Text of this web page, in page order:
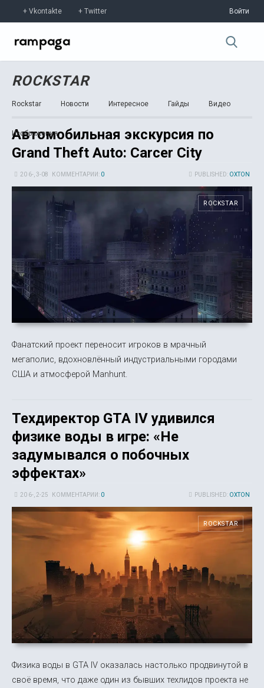
Vkontakte Twitter Войти
ROCKSTAR
Rockstar Новости Интересное Гайды Видео
Изображения
Автомобильная экскурсия по
Grand Theft Auto: Carcer City
PUBLISHED: OXTON
20 6-, 3-08 КОММЕНТАРИИ: 0
ROCKSTAR
Фанатский проект переносит игроков в мрачный
мегаполис, вдохновлённый индустриальными городами
США и атмосферой Manhunt.
Техдиректор GTA IV удивился
физике воды в игре: «Не
задумывался о побочных
эффектах»
PUBLISHED: OXTON
20 6-, 2-25 КОММЕНТАРИИ: 0
ROCKSTAR
Физика воды в GTA IV оказалась настолько продвинутой в
своё время, что даже один из бывших техлидов проекта не